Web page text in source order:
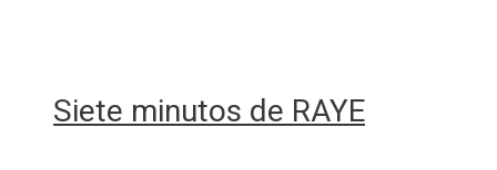
Siete minutos de RAYE